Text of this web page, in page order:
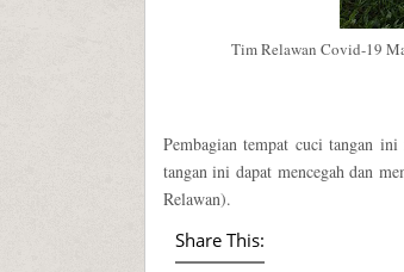
Tim Relawan Covid-19
Pembagian tempat cuci tangan
tangan ini dapat mencegah dan
Relawan).
Share This: